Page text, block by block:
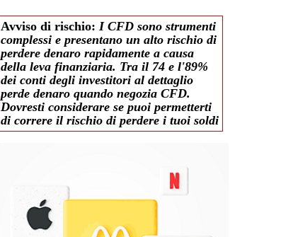
Avviso di rischio: I CFD sono strumenti
complessi e presentano un alto rischio di
perdere denaro rapidamente a causa
della leva finanziaria. Tra il 74 e l'89%
dei conti degli investitori al dettaglio
perde denaro quando negozia CFD.
Dovresti considerare se puoi permetterti
di correre il rischio di perdere i tuoi soldi